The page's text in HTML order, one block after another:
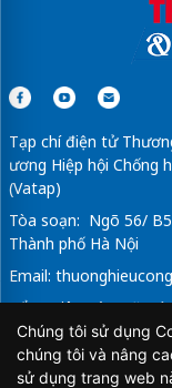
Tạp chí điện tử
ương Hiệp hội Chống
(Vatap)
Tòa soạn: Ngõ 56/
Thành phố Hà Nội
Email:
Tổng Biên Tập: Vũ
Giấy phép hoạt
Thông tin và Truyền
Chúng tôi sử dụng
chúng tôi và nâng
sử dụng trang web